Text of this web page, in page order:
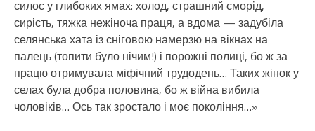
силос у глибоких ямах: холод, страшний сморід,
сирість, тяжка нежіноча праця, а вдома — задубіла
селянська хата із сніговою намерзю на вікнах на
палець (топити було нічим!) і порожні полиці, бо ж за
працю отримувала міфічний трудодень… Таких жінок у
селах була добра половина, бо ж війна вибила
чоловіків… Ось так зростало і моє покоління…»